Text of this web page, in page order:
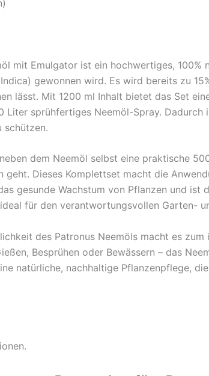
mit Emulgator ist ein hochwertiges,
gewonnen wird. Es wird bereits zu
lässt. Mit 1200 ml Inhalt bietet das Set
Liter sprühfertiges Neemöl-Spray.
schützen.
dem Neemöl selbst eine praktische
geht. Dieses Komplettset macht die
gesunde Wachstum von Pflanzen und
für den verantwortungsvollen Garten-
des Patronus Neemöls macht es
Besprühen oder Bewässern – das
natürliche, nachhaltige Pflanzenpflege,